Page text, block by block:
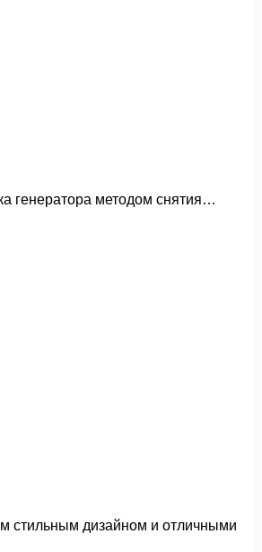
генератора методом снятия…
стильным дизайном и отличными